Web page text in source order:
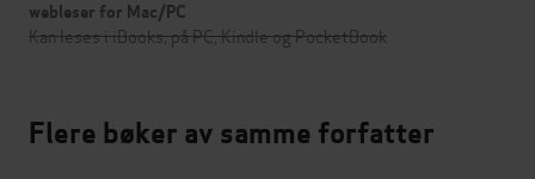
webleser for Mac/PC
Kan leses i iBooks, på PC, Kindle og PocketBook
Flere bøker av samme forfatter